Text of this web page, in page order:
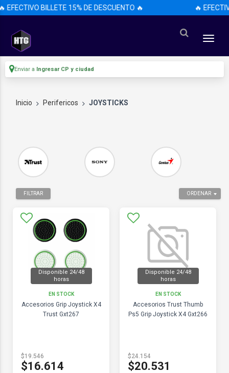
BILLETE 15% DE DESCUENTO 🔥 🔥
Enviar a Ingresar CP y ciudad
Inicio Perifericos JOYSTICKS
ORDENAR
FILTRAR
Disponible 24/48
horas
EN STOCK
Accesorios Grip Joystick X4
Trust Gxt267
$19.546
$16.614
Disponible 24/48
horas
EN STOCK
Accesorios Trust Thumb
Ps5 Grip Joystick X4 Gxt266
$24.154
$20.531